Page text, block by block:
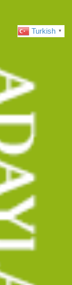
Turkish ▼
Mezun
Geçiş
Dönemi
ve Takvimi
Nihai
Ön
Dalı Doçent
Tarihi